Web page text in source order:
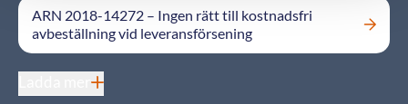
ARN 2018-14272 – Ingen rätt till kostnadsfri
avbeställning vid leveransförsening